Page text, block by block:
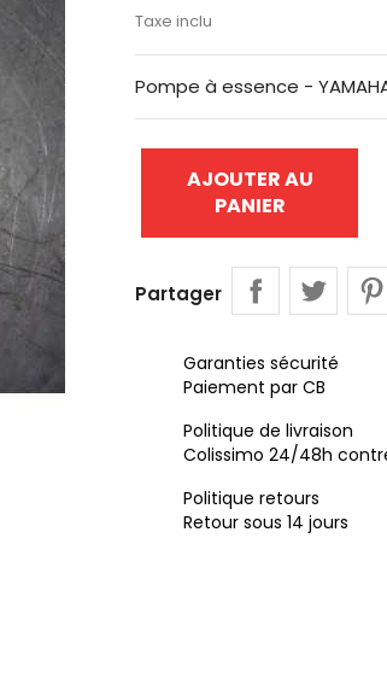
Taxe inclu
Pompe à essence -
AJOUTER AU
PANIER
Partager
Garanties sécurité
Paiement par CB
Politique de livraison
Colissimo 24/48h
Politique retours
Retour sous 14 jours